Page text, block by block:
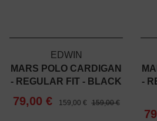
EDWIN
MARS POLO CARDIGAN
- REGULAR FIT - BLACK
79,00 € 159,00 € 159,00 €
-